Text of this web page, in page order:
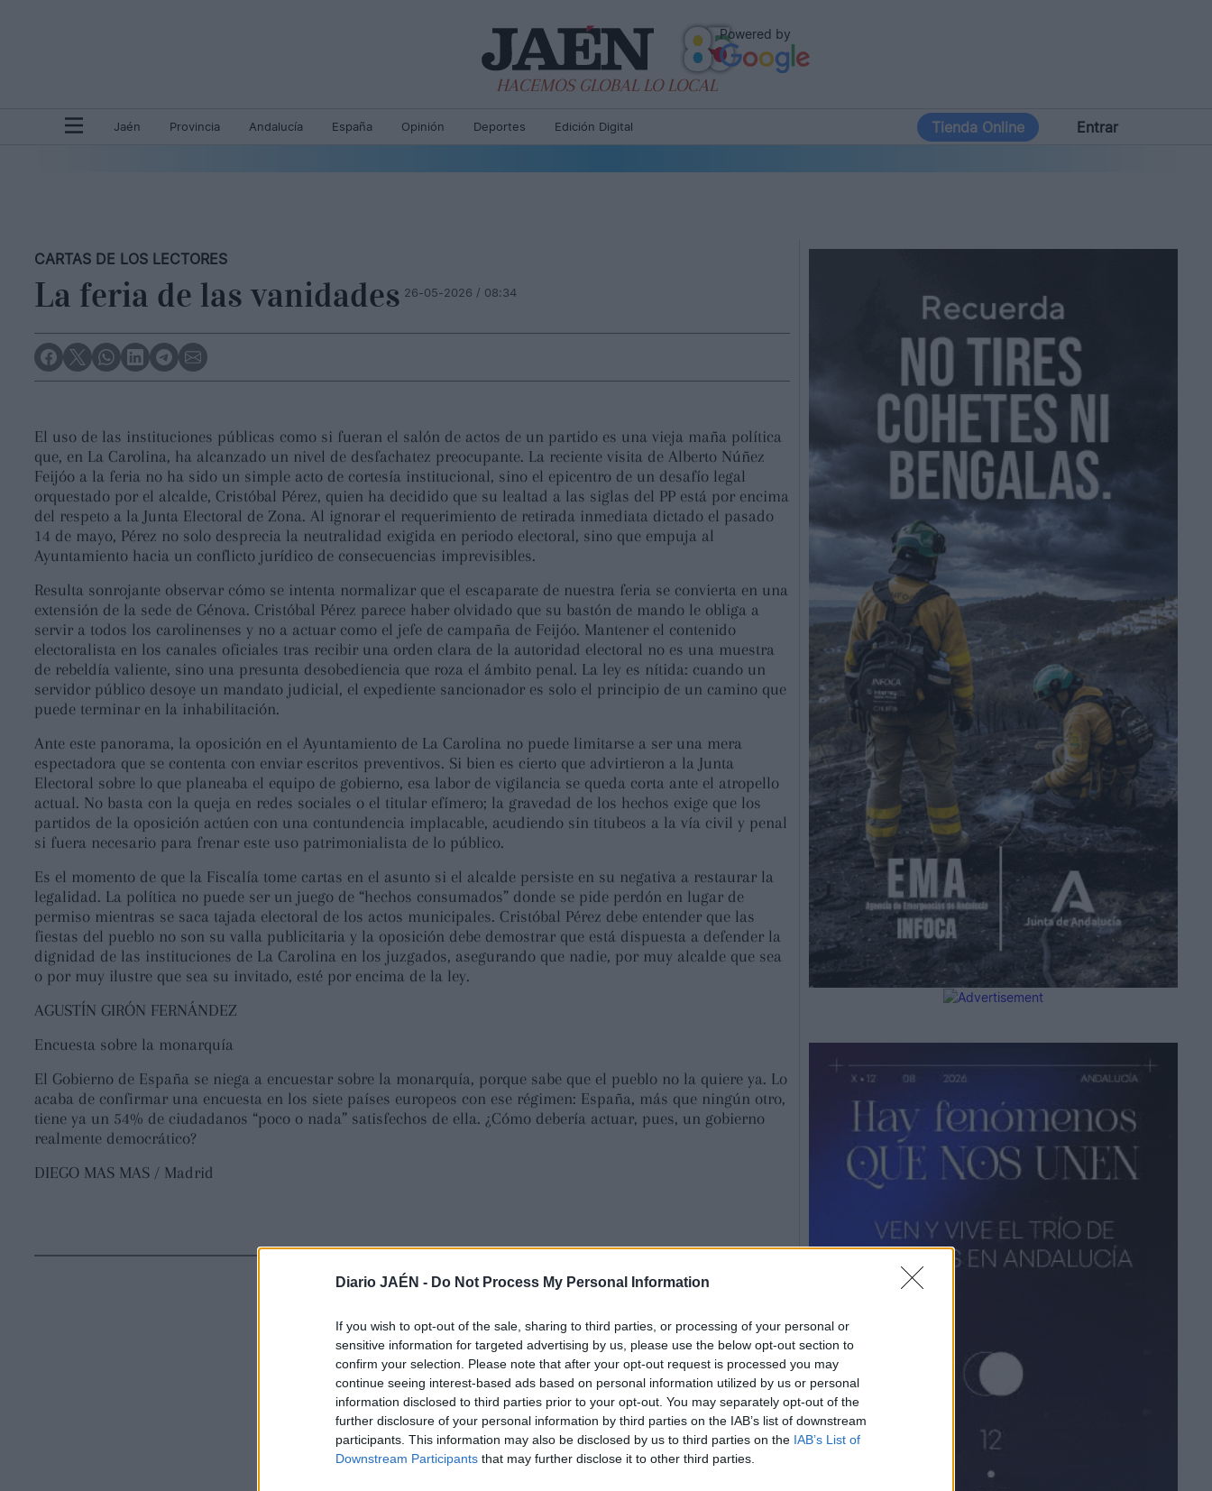
Diario JAÉN - Do Not Process My Personal Information
If you wish to opt-out of the sale, sharing to third parties, or processing of your personal or
sensitive information for targeted advertising by us, please use the below opt-out section to
confirm your selection. Please note that after your opt-out request is processed you may
continue seeing interest-based ads based on personal information utilized by us or personal
information disclosed to third parties prior to your opt-out. You may separately opt-out of the
further disclosure of your personal information by third parties on the IAB’s list of downstream
participants. This information may also be disclosed by us to third parties on the IAB’s List of
Downstream Participants that may further disclose it to other third parties.
Powered by
HACEMOS GLOBAL LO LOCAL
Tienda Online Entrar
Jaén Provincia Andalucía España Opinión Deportes Edición Digital
CARTAS DE LOS LECTORES
La feria de las vanidades 26-05-2026 / 08:34
El uso de las instituciones públicas como si fueran el salón de actos de un partido es una vieja maña política
que, en La Carolina, ha alcanzado un nivel de desfachatez preocupante. La reciente visita de Alberto Núñez
Feijóo a la feria no ha sido un simple acto de cortesía institucional, sino el epicentro de un desafío legal
orquestado por el alcalde, Cristóbal Pérez, quien ha decidido que su lealtad a las siglas del PP está por encima
del respeto a la Junta Electoral de Zona. Al ignorar el requerimiento de retirada inmediata dictado el pasado
14 de mayo, Pérez no solo desprecia la neutralidad exigida en periodo electoral, sino que empuja al
Ayuntamiento hacia un conflicto jurídico de consecuencias imprevisibles.
Resulta sonrojante observar cómo se intenta normalizar que el escaparate de nuestra feria se convierta en una
extensión de la sede de Génova. Cristóbal Pérez parece haber olvidado que su bastón de mando le obliga a
servir a todos los carolinenses y no a actuar como el jefe de campaña de Feijóo. Mantener el contenido
electoralista en los canales oficiales tras recibir una orden clara de la autoridad electoral no es una muestra
de rebeldía valiente, sino una presunta desobediencia que roza el ámbito penal. La ley es nítida: cuando un
servidor público desoye un mandato judicial, el expediente sancionador es solo el principio de un camino que
puede terminar en la inhabilitación.
Ante este panorama, la oposición en el Ayuntamiento de La Carolina no puede limitarse a ser una mera
espectadora que se contenta con enviar escritos preventivos. Si bien es cierto que advirtieron a la Junta
Electoral sobre lo que planeaba el equipo de gobierno, esa labor de vigilancia se queda corta ante el atropello
actual. No basta con la queja en redes sociales o el titular efímero; la gravedad de los hechos exige que los
partidos de la oposición actúen con una contundencia implacable, acudiendo sin titubeos a la vía civil y penal
si fuera necesario para frenar este uso patrimonialista de lo público.
Es el momento de que la Fiscalía tome cartas en el asunto si el alcalde persiste en su negativa a restaurar la
legalidad. La política no puede ser un juego de “hechos consumados” donde se pide perdón en lugar de
permiso mientras se saca tajada electoral de los actos municipales. Cristóbal Pérez debe entender que las
fiestas del pueblo no son su valla publicitaria y la oposición debe demostrar que está dispuesta a defender la
dignidad de las instituciones de La Carolina en los juzgados, asegurando que nadie, por muy alcalde que sea
o por muy ilustre que sea su invitado, esté por encima de la ley.
AGUSTÍN GIRÓN FERNÁNDEZ
Encuesta sobre la monarquía
El Gobierno de España se niega a encuestar sobre la monarquía, porque sabe que el pueblo no la quiere ya. Lo
acaba de confirmar una encuesta en los siete países europeos con ese régimen: España, más que ningún otro,
tiene ya un 54% de ciudadanos “poco o nada” satisfechos de ella. ¿Cómo debería actuar, pues, un gobierno
realmente democrático?
DIEGO MAS MAS / Madrid